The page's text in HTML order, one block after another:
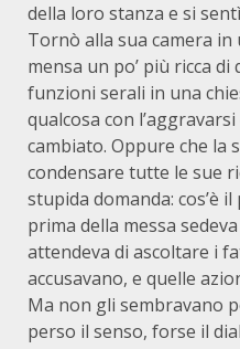
della loro stanza e si
Tornò alla sua camera in
mensa un po’ più ricca di
funzioni serali in una
qualcosa con
cambiato. Oppure che la
condensare tutte le sue
stupida domanda: cos’è
prima della messa
attendeva di ascoltare i
accusavano, e quelle
Ma non gli sembravano
perso il senso, forse il